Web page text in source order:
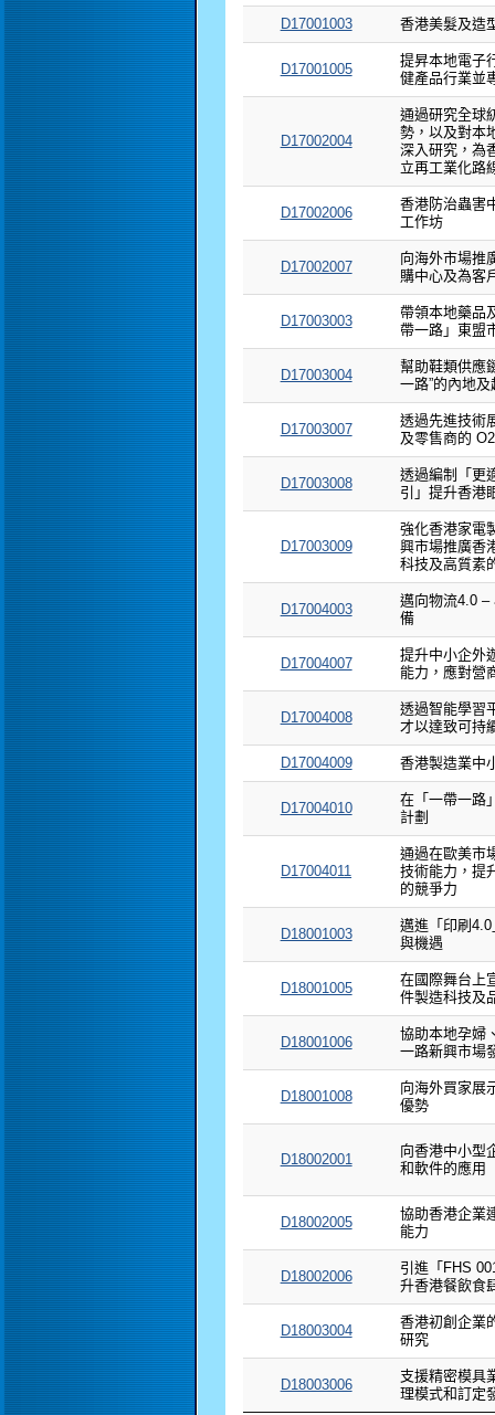
D17001003 香港美髮及造
D17001005
提昇本地電子
健產品行業並
D17002004
通過研究全球
勢，以及對本
深入研究，為
立再工業化路
D17002006
香港防治蟲害
工作坊
D17002007
向海外市場推
購中心及為客
D17003003
帶領本地藥品
帶一路」東盟
D17003004
幫助鞋類供應
一路”的內地
D17003007
透過先進技術
及零售商的
D17003008
透過編制「更
引」提升香港
D17003009
強化香港家電
興市場推廣香
科技及高質素
D17004003
邁向物流4.0 –
備
D17004007
提升中小企外
能力，應對營
D17004008
透過智能學習
才以達致可持
D17004009 香港製造業中
D17004010
在「一帶一路
計劃
D17004011
通過在歐美市
技術能力，提
的競爭力
D18001003
邁進「印刷
與機遇
D18001005
在國際舞台上
件製造科技及
D18001006
協助本地孕婦
一路新興市場
D18001008
向海外買家展
優勢
D18002001
向香港中小型
和軟件的應用
D18002005
協助香港企業
能力
D18002006
引進「FHS
升香港餐飲食
D18003004
香港初創企業
研究
D18003006
支援精密模具
理模式和訂定